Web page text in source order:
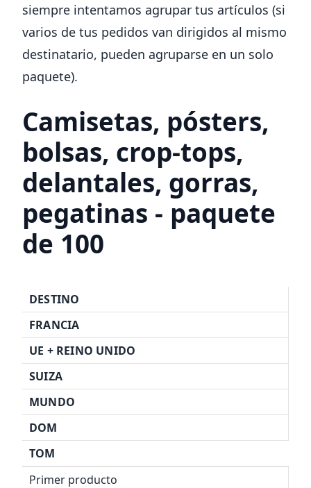
siempre intentamos agrupar tus artículos (si
varios de tus pedidos van dirigidos al mismo
destinatario, pueden agruparse en un solo
paquete).
Camisetas, pósters,
bolsas, crop-tops,
delantales, gorras,
pegatinas - paquete
de 100
DESTINO
FRANCIA
UE + REINO UNIDO
SUIZA
MUNDO
DOM
TOM
Primer producto